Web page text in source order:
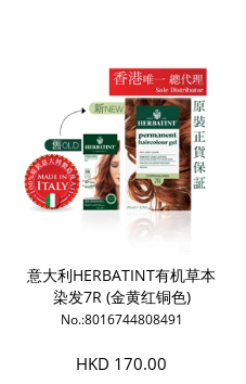
意大利HERBATINT有机草本
染发7R (金黄红铜色)
No.:8016744808491
HKD 170.00